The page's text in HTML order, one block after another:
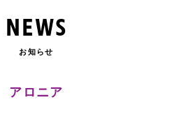
NEWS
お知らせ
アロニア